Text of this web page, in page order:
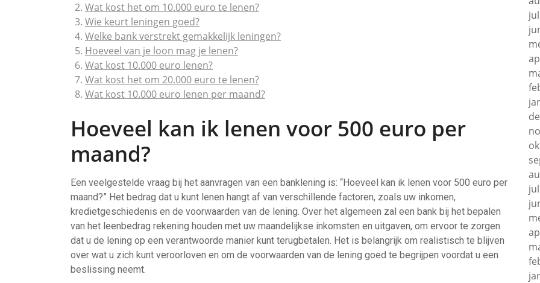
Wat kost het om 10.000 euro te lenen?
Wie keurt leningen goed?
Welke bank verstrekt gemakkelijk leningen?
Hoeveel van je loon mag je lenen?
Wat kost 10.000 euro lenen?
Wat kost het om 20.000 euro te lenen?
Wat kost 10.000 euro lenen per maand?
Hoeveel kan ik lenen voor 500 euro per
maand?
Een veelgestelde vraag bij het aanvragen van een banklening is: “Hoeveel kan ik lenen voor 500 euro per
maand?” Het bedrag dat u kunt lenen hangt af van verschillende factoren, zoals uw inkomen,
kredietgeschiedenis en de voorwaarden van de lening. Over het algemeen zal een bank bij het bepalen
van het leenbedrag rekening houden met uw maandelijkse inkomsten en uitgaven, om ervoor te zorgen
dat u de lening op een verantwoorde manier kunt terugbetalen. Het is belangrijk om realistisch te blijven
over wat u zich kunt veroorloven en om de voorwaarden van de lening goed te begrijpen voordat u een
beslissing neemt.